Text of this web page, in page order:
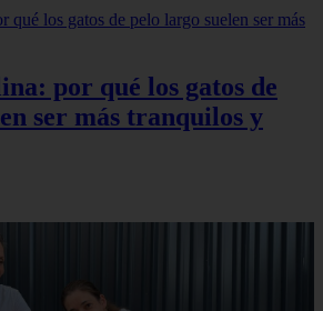
por qué los gatos de
ser más tranquilos y